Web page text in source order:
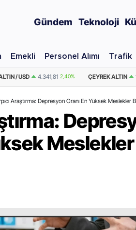
Gündem Teknoloji
Emekli Personel Alımı Trafik
ALTIN 10.889,99 2,59% YARIM ALTIN
Araştırma: Depresyon Oranı En Yüksek Meslekler